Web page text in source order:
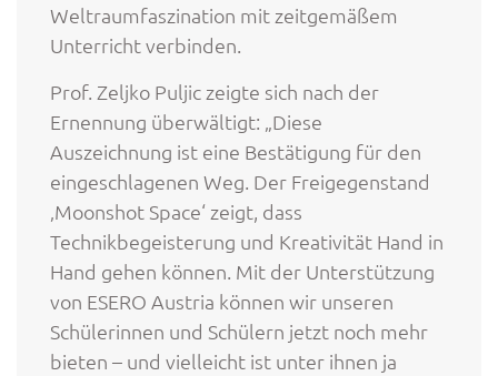
Weltraumfaszination mit zeitgemäßem
Unterricht verbinden.
Prof. Zeljko Puljic zeigte sich nach der
Ernennung überwältigt: „Diese
Auszeichnung ist eine Bestätigung für den
eingeschlagenen Weg. Der Freigegenstand
‚Moonshot Space‘ zeigt, dass
Technikbegeisterung und Kreativität Hand in
Hand gehen können. Mit der Unterstützung
von ESERO Austria können wir unseren
Schülerinnen und Schülern jetzt noch mehr
bieten – und vielleicht ist unter ihnen ja